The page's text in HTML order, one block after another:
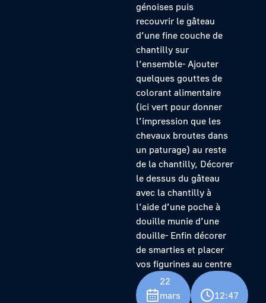
génoises puis
recouvrir le gâteau
d’une fine couche de
chantilly sur
l’ensemble- Ajouter
quelques gouttes de
colorant alimentaire
(ici vert pour donner
l’impression que les
chevaux broutes dans
un paturage) au reste
de la chantilly, Décorer
le dessus du gâteau
avec la chantilly à
l’aide d’une poche à
douille munie d’une
douille- Enfin décorer
de smarties et placer
vos figurines au centre
22
mars
12:47